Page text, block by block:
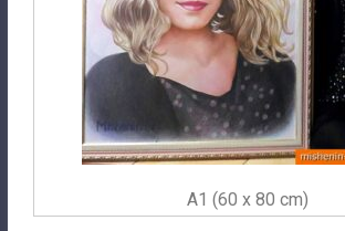
A1 (60 x 80 cm)